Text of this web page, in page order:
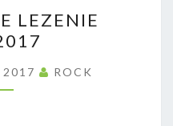
LEZENIE
2017 ROCK